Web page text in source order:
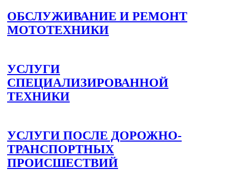
ОБСЛУЖИВАНИЕ И РЕМОНТ
МОТОТЕХНИКИ
УСЛУГИ
СПЕЦИАЛИЗИРОВАННОЙ
ТЕХНИКИ
УСЛУГИ ПОСЛЕ ДОРОЖНО-
ТРАНСПОРТНЫХ
ПРОИСШЕСТВИЙ